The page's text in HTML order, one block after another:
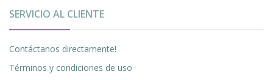
SERVICIO AL CLIENTE
Contáctanos directamente!
Términos y condiciones de uso